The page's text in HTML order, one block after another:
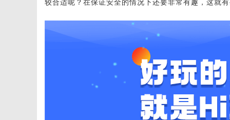
较合适呢？在保证安全的情况下还要非常有趣，这就